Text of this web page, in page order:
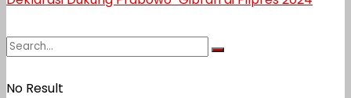
No Result